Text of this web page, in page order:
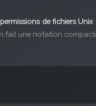
permissions de fichiers Unix
fait une notation